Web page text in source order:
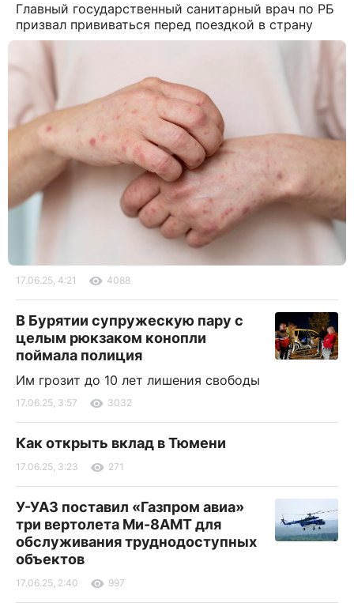
Главный государственный санитарный врач по РБ
призвал прививаться перед поездкой в страну
17.06.25, 4:21 4088
В Бурятии супружескую пару с
целым рюкзаком конопли
поймала полиция
Им грозит до 10 лет лишения свободы
17.06.25, 3:57 3032
Как открыть вклад в Тюмени
17.06.25, 3:23 271
У-УАЗ поставил «Газпром авиа»
три вертолета Ми-8АМТ для
обслуживания труднодоступных
объектов
17.06.25, 2:40 997